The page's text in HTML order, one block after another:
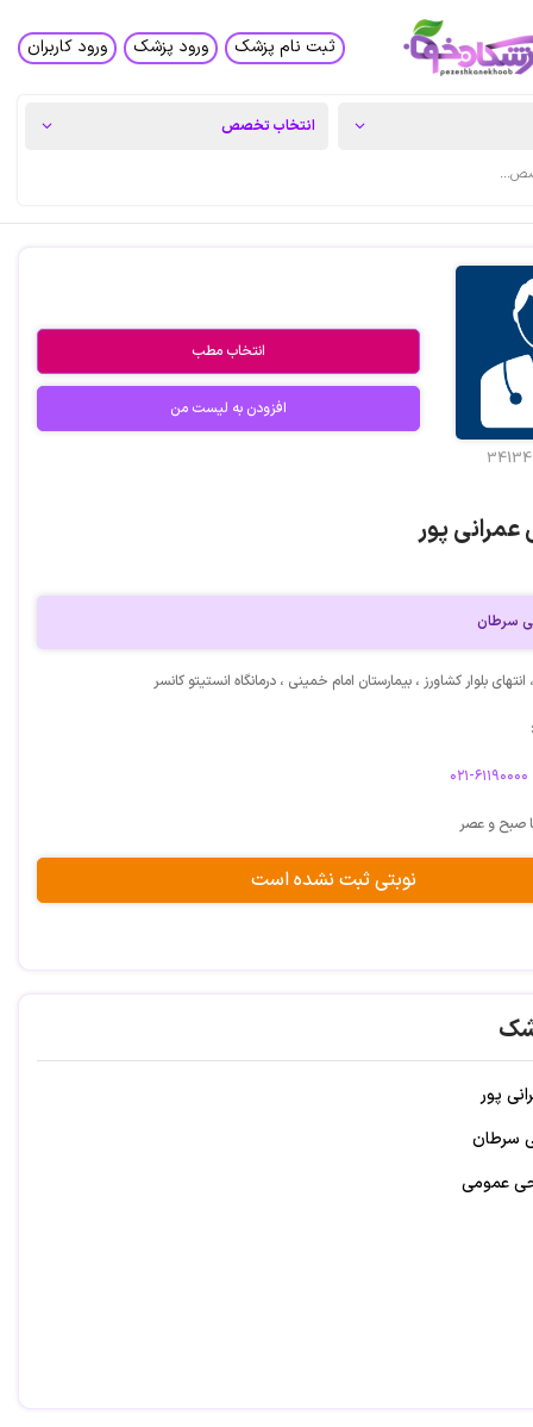
ثبت نام پزشک ورود پزشک ورود کاربران
34134
انتخاب مطب
افزودن به لیست من
پور
سرطان
بلوار کشاورز ، بیمارستان امام خمینی ، درمانگاه انستیتو کانسر
۰۲۱-۶۱۱۹۰۰۰۰
صبح و عصر
نوبتی ثبت نشده است
پور
سرطان
عمومی